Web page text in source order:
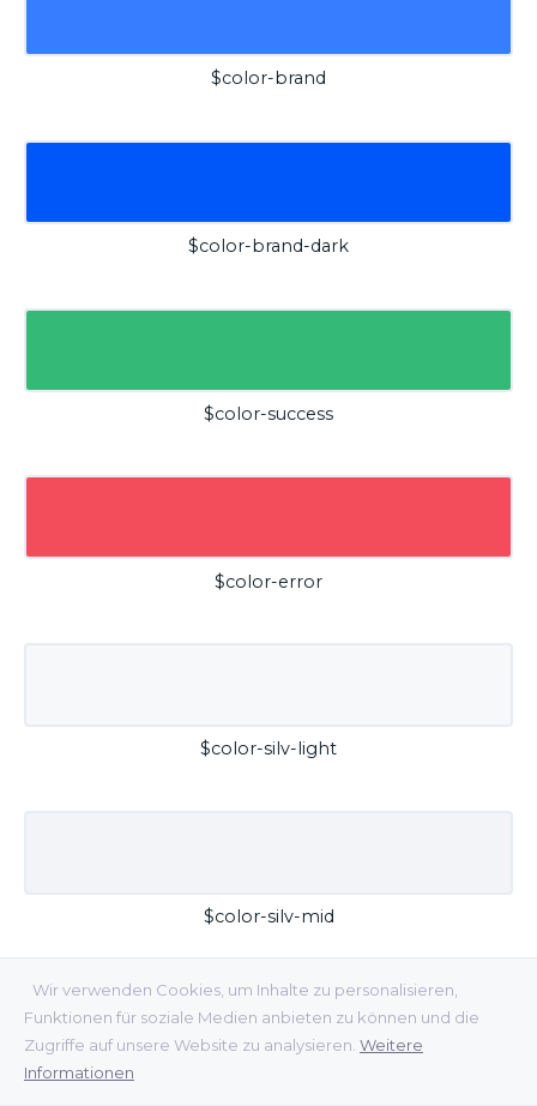
Wir verwenden Cookies, um Inhalte zu personalisieren,
Funktionen für soziale Medien anbieten zu können und die
Zugriffe auf unsere Website zu analysieren. Weitere
Informationen
$color-brand
$color-brand-dark
$color-success
$color-error
$color-silv-light
$color-silv-mid